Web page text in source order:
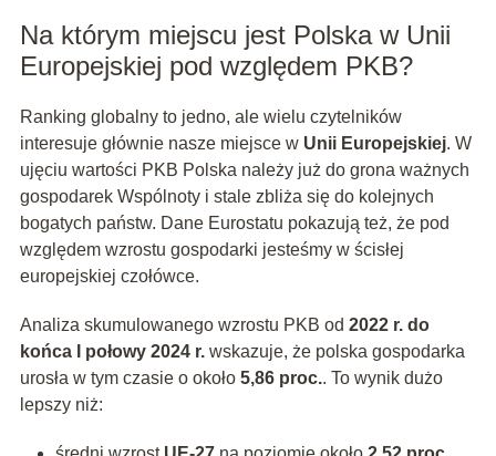
Na którym miejscu jest Polska w Unii
Europejskiej pod względem PKB?
Ranking globalny to jedno, ale wielu czytelników
interesuje głównie nasze miejsce w Unii Europejskiej. W
ujęciu wartości PKB Polska należy już do grona ważnych
gospodarek Wspólnoty i stale zbliża się do kolejnych
bogatych państw. Dane Eurostatu pokazują też, że pod
względem wzrostu gospodarki jesteśmy w ścisłej
europejskiej czołówce.
Analiza skumulowanego wzrostu PKB od 2022 r. do
końca I połowy 2024 r.wskazuje, że polska gospodarka
urosła w tym czasie o około 5,86 proc.. To wynik dużo
lepszy niż: